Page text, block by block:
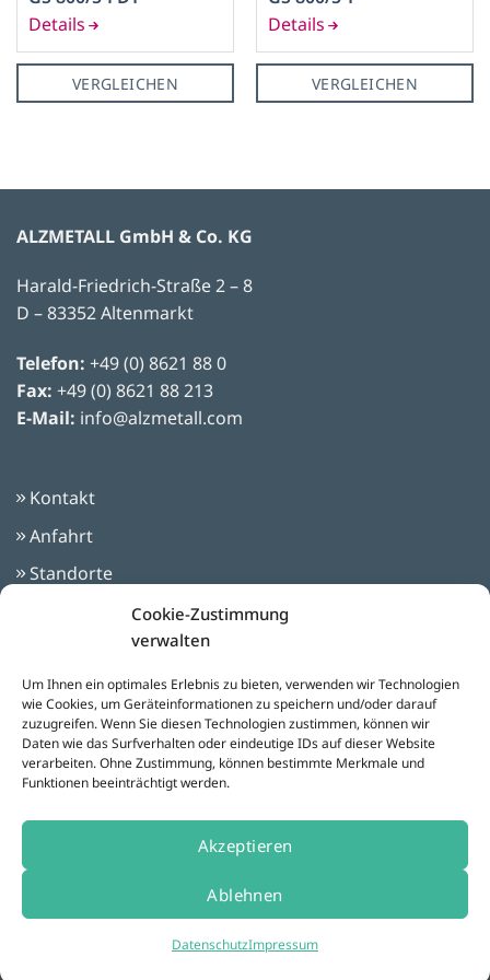
Cookie-Zustimmung
verwalten
Um Ihnen ein optimales Erlebnis zu bieten, verwenden wir Technologien
wie Cookies, um Geräteinformationen zu speichern und/oder darauf
zuzugreifen. Wenn Sie diesen Technologien zustimmen, können wir
Daten wie das Surfverhalten oder eindeutige IDs auf dieser Website
verarbeiten. Ohne Zustimmung, können bestimmte Merkmale und
Funktionen beeinträchtigt werden.
Akzeptieren
Ablehnen
DatenschutzImpressum
Z-ACHSE
400 550
Bis 650 mm (3)
VERGLEICHEN VERGLEICHEN
ALZMETALL GmbH & Co. KG
Harald-Friedrich-Straße 2 – 8
D – 83352 Altenmarkt
Telefon: +49 (0) 8621 88 0
Fax: +49 (0) 8621 88 213
E-Mail: info@alzmetall.com
Kontakt
Anfahrt
Standorte
Datenschutz
AGBs
Besuchen Sie uns auf:
Cookies Einstellungen